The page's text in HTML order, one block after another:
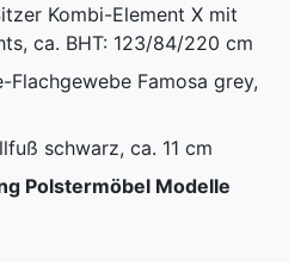
Kombi-Element X mit
ca. BHT: 123/84/220 cm
Flachgewebe Famosa grey,
schwarz, ca. 11 cm
Polstermöbel Modelle